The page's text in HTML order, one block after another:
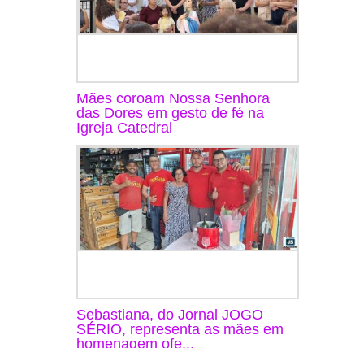
Mães coroam Nossa Senhora
das Dores em gesto de fé na
Igreja Catedral
Sebastiana, do Jornal JOGO
SÉRIO, representa as mães em
homenagem ofe...